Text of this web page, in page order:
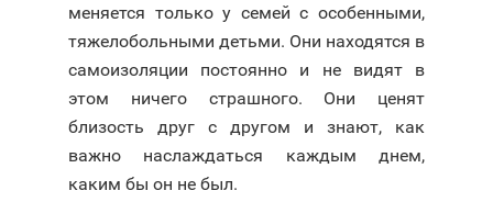
меняется только у семей с особенными,
тяжелобольными детьми. Они находятся в
самоизоляции постоянно и не видят в
этом ничего страшного. Они ценят
близость друг с другом и знают, как
важно наслаждаться каждым днем,
каким бы он не был.